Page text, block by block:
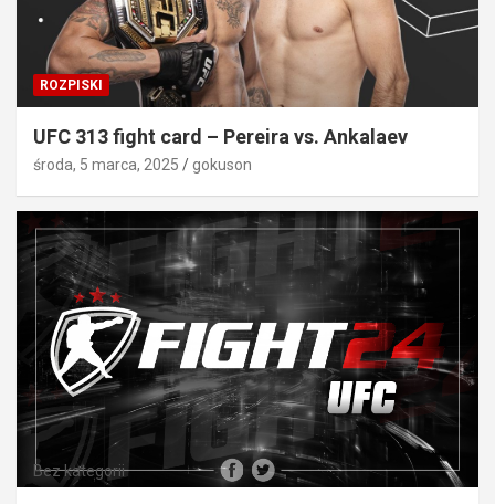
ROZPISKI
UFC 313 fight card – Pereira vs. Ankalaev
środa, 5 marca, 2025 gokuson
Bez kategorii